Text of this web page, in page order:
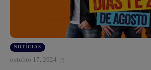
NOTÍCIAS
outubro 17, 2024